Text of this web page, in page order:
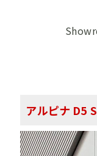
アルピナ D5